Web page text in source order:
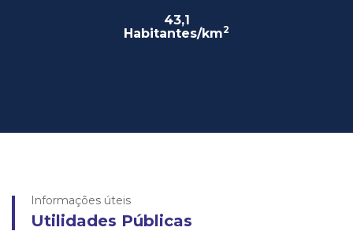
43,1
Habitantes/km2
Informações úteis
Utilidades Públicas